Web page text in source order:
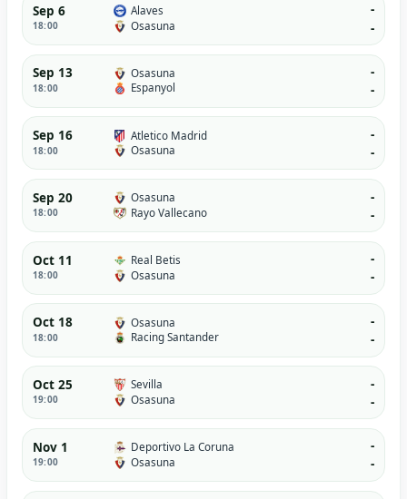
Sep 6
18:00
Alaves
Osasuna
-
-
Sep 13
18:00
Osasuna
Espanyol
-
-
Sep 16
18:00
Atletico Madrid
Osasuna
-
-
Sep 20
18:00
Osasuna
Rayo Vallecano
-
-
Oct 11
18:00
Real Betis
Osasuna
-
-
Oct 18
18:00
Osasuna
Racing Santander
-
-
Oct 25
19:00
Sevilla
Osasuna
-
-
Nov 1
19:00
Deportivo La Coruna
Osasuna
-
-